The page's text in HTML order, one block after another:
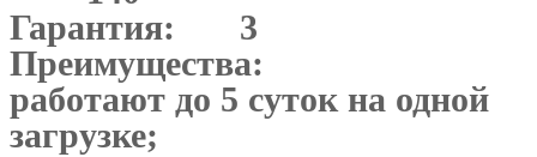
Гарантия:
3
Преимущества:
работают до 5 суток на одной
загрузке;